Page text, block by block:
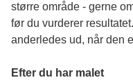
større område - gerne
før du vurderer
anderledes ud, når den
Efter du har malet